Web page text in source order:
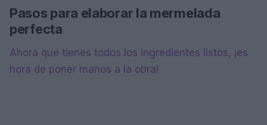
Pasos para elaborar la mermelada
perfecta
Ahora que tienes todos los ingredientes listos, ¡es
hora de poner manos a la obra!